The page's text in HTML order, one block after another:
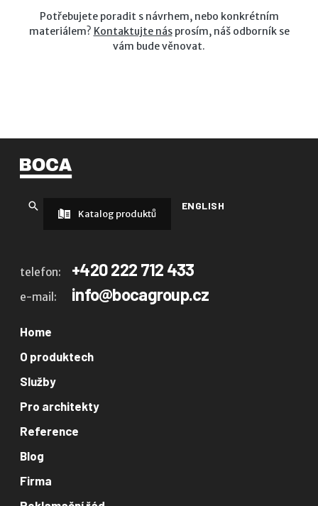
Potřebujete poradit s návrhem, nebo konkrétním
materiálem? Kontaktujte násprosím, náš odborník se
vám bude věnovat.
ENGLISH
Katalog produktů
telefon: +420 222 712 433
e-mail: info@bocagroup.cz
Home
O produktech
Služby
Pro architekty
Reference
Blog
Firma